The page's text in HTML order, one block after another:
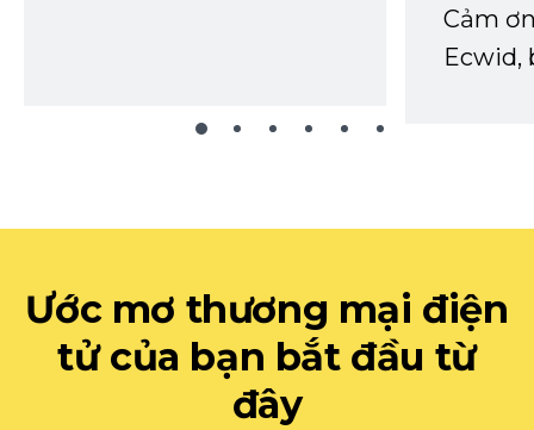
Cảm
Ecwid,
Ước mơ thương mại điện
tử của bạn bắt đầu từ
đây